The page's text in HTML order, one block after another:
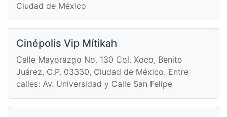
Ciudad de México
Cinépolis Vip Mítikah
Calle Mayorazgo No. 130 Col. Xoco, Benito
Juárez, C.P. 03330, Ciudad de México. Entre
calles: Av. Universidad y Calle San Felipe